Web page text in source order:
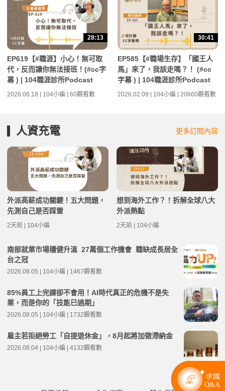
28:13
EP619【#職涯】小心！無可取
代，反而讓你無法接班！(#cc字
幕 ) | 104職涯診所Podcast
2026.06.18 | 104小編 | 60觀看數
30:41
EP585【#職場生存】「國王人
馬」來了，我該走嗎？！ (#cc
字幕 ) | 104職涯診所Podcast
2026.02.09 | 104小編 | 20660觀看數
人資充電 更多訂閱內容
外派高薪成功關鍵！五大問題，
先測自己是否踩雷
2天前 | 104小編
想到海外工作？！拆解全球八大
外派熱點
2天前 | 104小編
南部就業市場穩健升溫 27萬個工作機會 職缺成長居全
台之冠
2026.08.05 | 104小編 | 1467觀看數
85%員工上完課卻不會用！AI時代真正的危機不是失
業，而是你的「技能已過期」
2026.08.05 | 104小編 | 1732觀看數
雇主若拒絕勞工「自提退休金」，8月起將加徵滯納金
2026.08.04 | 104小編 | 4132觀看數